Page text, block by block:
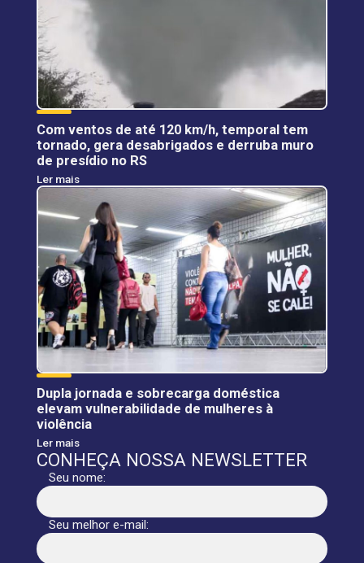
Com ventos de até 120 km/h, temporal tem
tornado, gera desabrigados e derruba muro
de presídio no RS
Ler mais
Dupla jornada e sobrecarga doméstica
elevam vulnerabilidade de mulheres à
violência
Ler mais
CONHEÇA NOSSA NEWSLETTER
Seu nome:
Seu melhor e-mail: